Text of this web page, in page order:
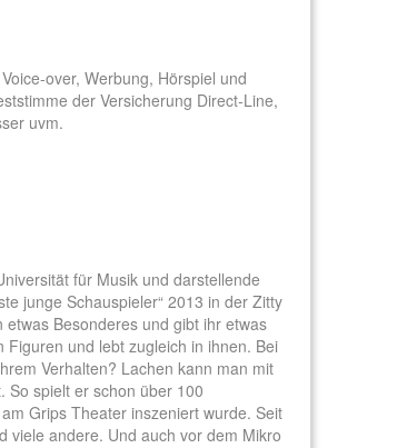
over, Werbung, Hörspiel und
der Versicherung Direct-Line,
uvm.
für Musik und darstellende
junge Schauspieler“ 2013 in der Zitty
Besonderes und gibt ihr etwas
und lebt zugleich in ihnen. Bei
Verhalten? Lachen kann man mit
So spielt er schon über 100
Grips Theater inszeniert wurde. Seit
viele andere. Und auch vor dem Mikro